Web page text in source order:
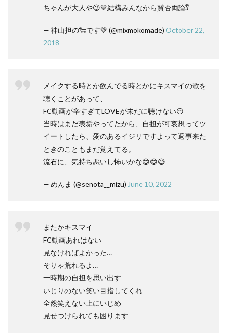
ちゃんが大人や😉💙結構みんなから賛否両論⁇
— 神山担の🐑です💚 (@mixmokomade) October 22,
2018
メイクする時とか飲んでる時とかにキスマイの歌を
聴くことがあって、
FC動画が辛すぎてLOVEが未だに聴けない😶
当時はまだ表垢やってたから、自担が可哀想ってツ
イートしたら、愛のあるイジリですよって返事来た
ときのこともまだ覚えてる。
流石に、気持ち悪いし怖いかな😅😅😅
— めんま (@senota__mizu) June 10, 2022
またかキスマイ
FC動画あれはない
見なければよかった…
そりゃ荒れるよ…
一時期の自担を思い出す
いじりのない笑い目指してくれ
全然笑えない上にいじめ
見せつけられても困ります